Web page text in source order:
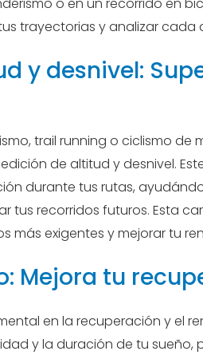
trayectorias y analizar cada
y desnivel:
trail running o ciclismo de
de altitud y desnivel.
durante tus rutas,
tus recorridos futuros. Esta
más exigentes y mejorar tu
Mejora tu
en la recuperación y el
y la duración de tu